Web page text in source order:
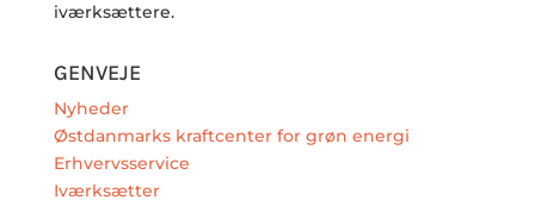
iværksættere.
GENVEJE
Nyheder
Østdanmarks kraftcenter for grøn energi
Erhvervsservice
Iværksætter